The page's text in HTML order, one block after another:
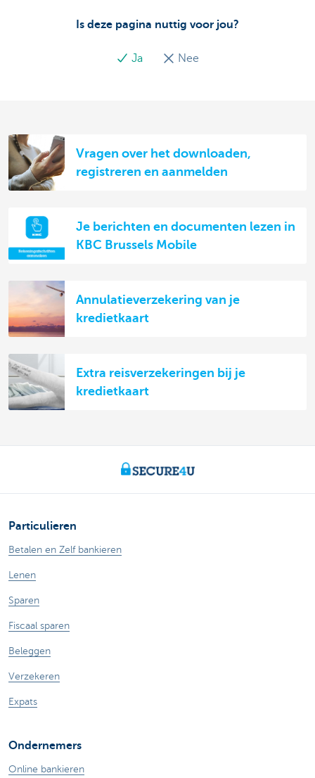
Is deze pagina nuttig voor jou?
Ja Nee
Vragen over het downloaden,
registreren en aanmelden
Je berichten en documenten lezen in
KBC Brussels Mobile
Annulatieverzekering van je
kredietkaart
Extra reisverzekeringen bij je
kredietkaart
Particulieren
Betalen en Zelf bankieren
Lenen
Sparen
Fiscaal sparen
Beleggen
Verzekeren
Expats
Ondernemers
Online bankieren